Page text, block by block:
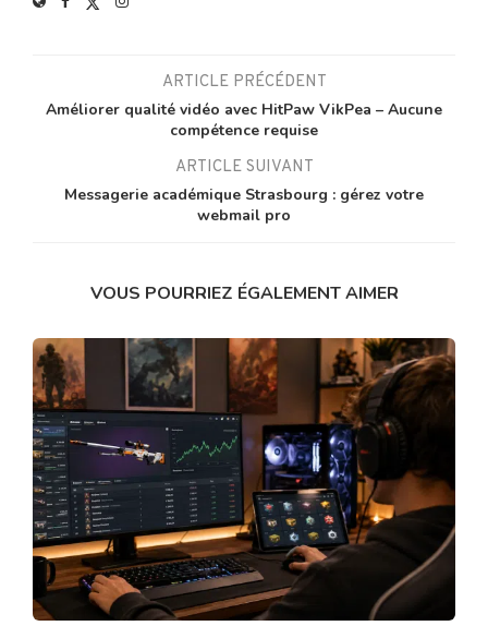
ARTICLE PRÉCÉDENT
Améliorer qualité vidéo avec HitPaw VikPea – Aucune
compétence requise
ARTICLE SUIVANT
Messagerie académique Strasbourg : gérez votre
webmail pro
VOUS POURRIEZ ÉGALEMENT AIMER